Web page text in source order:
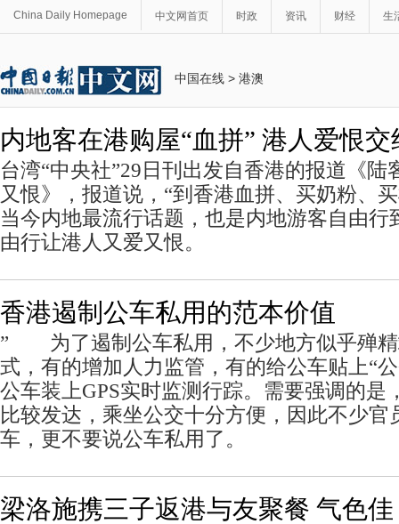
China Daily Homepage 中文网首页 时政 资讯 财经 生
中国在线 > 港澳
内地客在港购屋“血拼” 港人爱恨交
台湾“中央社”29日刊出发自香港的报道《陆
又恨》，报道说，“到香港血拼、买奶粉、
当今内地最流行话题，也是内地游客自由行
由行让港人又爱又恨。
香港遏制公车私用的范本价值
” 为了遏制公车私用，不少地方似乎殚精
式，有的增加人力监管，有的给公车贴上“
公车装上GPS实时监测行踪。需要强调的是
比较发达，乘坐公交十分方便，因此不少官
车，更不要说公车私用了。
梁洛施携三子返港与友聚餐 气色佳